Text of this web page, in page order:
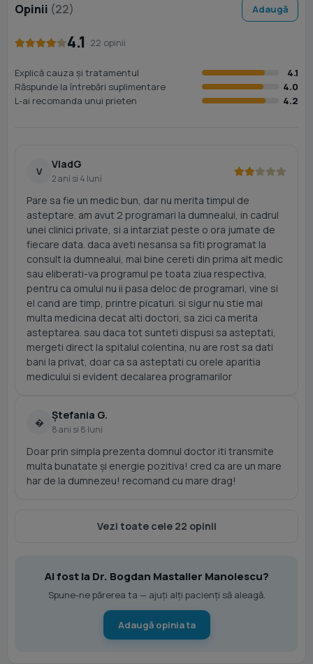
Opinii (22) Adaugă
4.1 · 22 opinii
Explică cauza și tratamentul
4.1
Răspunde la întrebări suplimentare
4.0
L-ai recomanda unui prieten
4.2
V
VladG
2 ani si 4 luni
Pare sa fie un medic bun, dar nu merita timpul de
asteptare. am avut 2 programari la dumnealui, in cadrul
unei clinici private, si a intarziat peste o ora jumate de
fiecare data. daca aveti nesansa sa fiti programat la
consult la dumnealui, mai bine cereti din prima alt medic
sau eliberati-va programul pe toata ziua respectiva,
pentru ca omului nu ii pasa deloc de programari, vine si
el cand are timp, printre picaturi. si sigur nu stie mai
multa medicina decat alti doctori, sa zici ca merita
asteptarea. sau daca tot sunteti dispusi sa asteptati,
mergeti direct la spitalul colentina, nu are rost sa dati
bani la privat, doar ca sa asteptati cu orele aparitia
medicului si evident decalarea programarilor
�
Ștefania G.
8 ani si 8 luni
Doar prin simpla prezenta domnul doctor iti transmite
multa bunatate și energie pozitiva! cred ca are un mare
har de la dumnezeu! recomand cu mare drag!
Vezi toate cele 22 opinii
Ai fost la Dr. Bogdan Mastalier Manolescu?
Spune-ne părerea ta — ajuți alți pacienți să aleagă.
Adaugă opinia ta